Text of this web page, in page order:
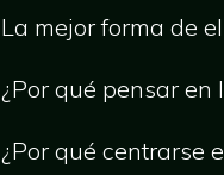
La mejor forma de
¿Por qué pensar
¿Por qué centrarse